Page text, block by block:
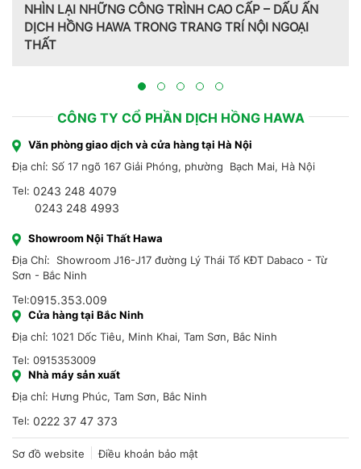
NHÌN LẠI NHỮNG CÔNG TRÌNH CAO CẤP – DẤU ẤN
DỊCH HỒNG HAWA TRONG TRANG TRÍ NỘI NGOẠI
THẤT
CÔNG TY CỔ PHẦN DỊCH HỒNG HAWA
Văn phòng giao dịch và cửa hàng tại Hà Nội
Địa chỉ: Số 17 ngõ 167 Giải Phóng, phường Bạch Mai, Hà Nội
Tel: 0243 248 4079
0243 248 4993
Showroom Nội Thất Hawa
Địa Chỉ: Showroom J16-J17 đường Lý Thái Tổ KĐT Dabaco - Từ
Sơn - Bắc Ninh
Tel:0915.353.009
Cửa hàng tại Bắc Ninh
Địa chỉ: 1021 Dốc Tiêu, Minh Khai, Tam Sơn, Bắc Ninh
Tel: 0915353009
Nhà máy sản xuất
Địa chỉ: Hưng Phúc, Tam Sơn, Bắc Ninh
Tel: 0222 37 47 373
Sơ đồ website
Điều khoản bảo mật